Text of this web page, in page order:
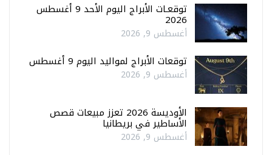
توقعـات الأبراج اليوم الأحد 9 أغسطس
2026
أغسطس 9, 2026
توقعات الأبراج لمواليد اليوم 9 أغسطس
أغسطس 9, 2026
الأوديسة 2026 تعزز مبيعات قصص
الأساطير في بريطانيا
أغسطس 9, 2026